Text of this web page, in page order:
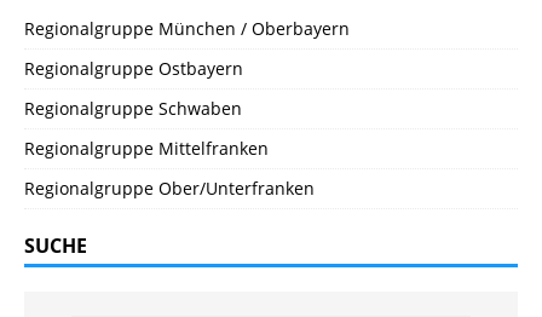
Regionalgruppe München / Oberbayern
Regionalgruppe Ostbayern
Regionalgruppe Schwaben
Regionalgruppe Mittelfranken
Regionalgruppe Ober/Unterfranken
SUCHE